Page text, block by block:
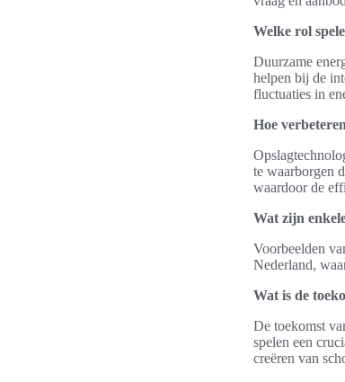
Welke rol
Duurzame
helpen bij de
fluctuaties in
Hoe
te waarborgen
waardoor de
Wat zijn
Voorbeelden
Nederland,
Wat is de
De toekomst
spelen een
creëren van